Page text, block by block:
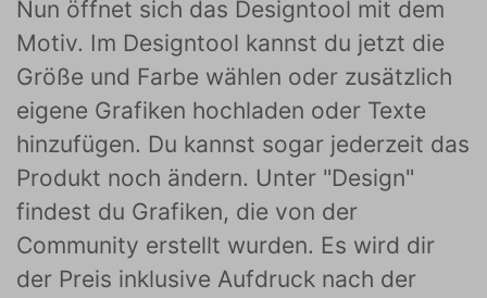
Nun öffnet sich das Designtool mit dem
Motiv. Im Designtool kannst du jetzt die
Größe und Farbe wählen oder zusätzlich
eigene Grafiken hochladen oder Texte
hinzufügen. Du kannst sogar jederzeit das
Produkt noch ändern. Unter "Design"
findest du Grafiken, die von der
Community erstellt wurden. Es wird dir
der Preis inklusive Aufdruck nach der